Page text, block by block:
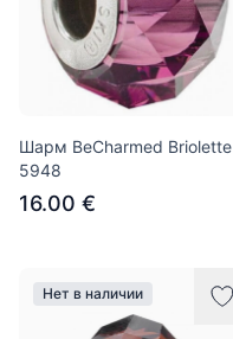
Шарм BeCharmed Briolette
5948
16.00 €
Нет в наличии